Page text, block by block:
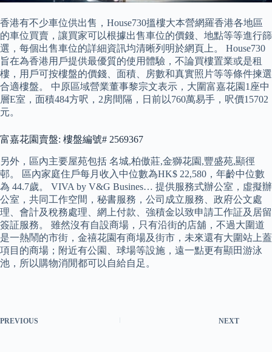
香港有不少車位供出售，House730搵樓大本營網羅香港各地區
的車位買賣，讓買家可以根據出售車位的價錢、地點等等進行篩
選，每個出售車位的詳細資訊均清晰列明於網頁上。 House730
旨在為香港用戶提供最優質的使用體驗，不論買樓置業或是租
樓，用戶可按樓盤的價錢、面積、房數和真實照片等等條件揀選
合適樓盤。 中原區域營業董事黎宗文表示，大圍富嘉花園1座中
層E室，面積484方呎，2房間隔，日前以760萬易手，呎價15702
元。
富嘉花園賣盤: 樓盤編號# 2569367
另外，區內主要屋苑包括 名城,柏傲莊,金獅花園,豐盛苑,顯徑
邨。 區內家庭住戶每月收入中位數為HK$ 22,580，年齡中位數
為 44.7歲。 VIVA by V&G Busines… 提供服務式辦公室，虛擬辦
公室，共同工作空間，秘書服務，公司成立服務、政府公文處
理、會計及稅務處理、網上付款、強積金以致申請工作証及居留
簽証服務。 雖然沒有自設商場，只有沿街的店舖，不過大圍道
是一熱鬧的市街，金禧花園有商場及街市，未來還有大圍站上蓋
項目的商場；附近有公園、球場等設施，遠一點更有顯田游泳
池，所以購物消閒都可以自給自足。
PREVIOUS NEXT